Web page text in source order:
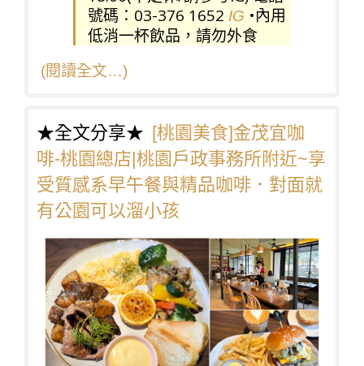
號碼：03-376 1652 IG •內用
低消一杯飲品，請勿外食
(閱讀全文…)
★全文分享★ [桃園美食]金茂宜咖
啡-桃園總店|桃園戶政事務所附近~享
受質感系早午餐與精品咖啡．對面就
有公園可以溜小孩